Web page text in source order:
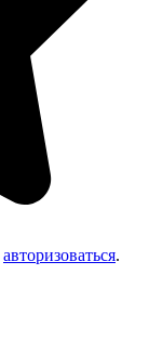
авторизоваться.